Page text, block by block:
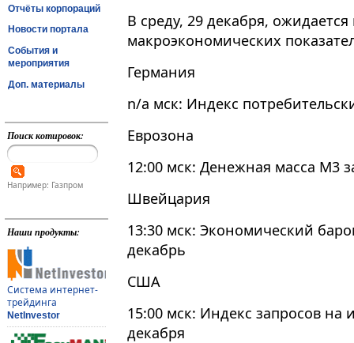
Отчёты корпораций
Новости портала
События и
мероприятия
Доп. материалы
Поиск котировок:
Например: Газпром
Наши продукты:
Система интернет-
трейдинга
NetInvestor
В среду, 29 декабря,
макроэкономических
Германия
n/a мск: Индекс
Еврозона
12:00 мск: Денежная масса М3
Швейцария
13:30 мск: Экономический
декабрь
США
15:00 мск: Индекс запросов на
декабря